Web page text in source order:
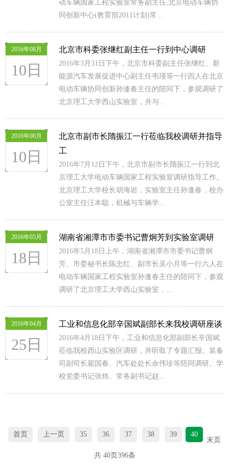
动车辆国家工程实验室常务副主任,北京电动车辆协
同创新中心(教育部2011计划)常...
2016年08月
10日
北京市科委张继红副主任一行到中心调研
2016年3月31日下午，北京市科委副主任张继红、新
能源汽车发展促进中心副主任韦瑾等一行四人在北京
电动车辆协同创新孙逢春主任的陪同下，参观调研了
北京理工大学西山实验室，并与...
2016年08月
10日
北京市副市长隋振江一行莅临我校调研并指导
工
2016年7月12日下午，北京市副市长隋振江一行到北
京理工大学电动车辆国家工程实验室调研指导工作。
北京理工大学校长胡海岩，实验室主任孙逢春，校办
公室主任汪本聪，机械与车辆学...
2016年05月
18日
湖南省湘潭市市委书记曹炯芳到实验室调研
2016年5月18日上午，湖南省湘潭市市委书记曹炯
芳、市委秘书长陈忠红、副市长吴小月等一行六人在
电动车辆国家工程实验室孙逢春主任的陪同下，参观
调研了北京理工大学西山实验室，...
2016年04月
25日
工业和信息化部辛国斌副部长来我校调研座谈
2016年4月18日下午，工业和信息化部副部长辛国斌
莅临我校西山实验区调研，并听取了专题汇报。装备
司副司长翟国春、汽车处处长佘伟珍等陪同调研。学
校党委书记张炜、常务副书记赵...
首页 上一页 35 36 37 38 39 40
末页
共 40页396条